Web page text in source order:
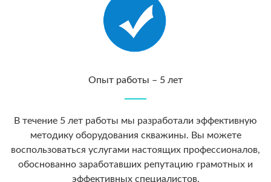
Опыт работы – 5 лет
В течение 5 лет работы мы разработали эффективную
методику оборудования скважины. Вы можете
воспользоваться услугами настоящих профессионалов,
обоснованно заработавших репутацию грамотных и
эффективных специалистов.